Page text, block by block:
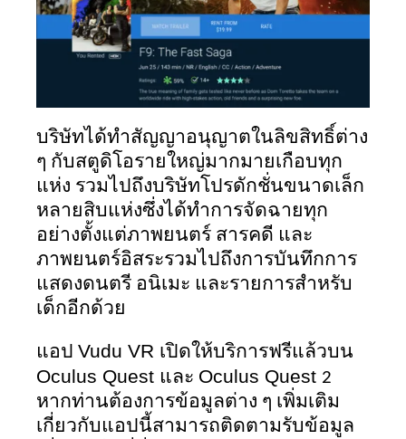
บริษัทได้ทำสัญญาอนุญาตในลิขสิทธิ์ต่าง
ๆ กับสตูดิโอรายใหญ่มากมายเกือบทุก
แห่ง รวมไปถึงบริษัทโปรดักชั่นขนาดเล็ก
หลายสิบแห่งซึ่งได้ทำการจัดฉายทุก
อย่างตั้งแต่ภาพยนตร์ สารคดี และ
ภาพยนตร์อิสระรวมไปถึงการบันทึกการ
แสดงดนตรี อนิเมะ และรายการสำหรับ
เด็กอีกด้วย
แอป Vudu VR
Oculus Quest และ Oculus Quest 2
หากท่านต้องการข้อมูลต่าง ๆ เพิ่มเติม
เกี่ยวกับแอปนี้สามารถติดตามรับข้อมูล